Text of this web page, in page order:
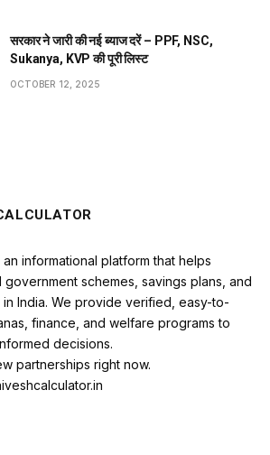
सरकार ने जारी की नई ब्याज दरें – PPF, NSC,
Sukanya, KVP की पूरी लिस्ट
OCTOBER 12, 2025
informational platform that helps
schemes, savings plans, and
India. We provide verified, easy-to-
finance, and welfare programs to
decisions.
partnerships right now.